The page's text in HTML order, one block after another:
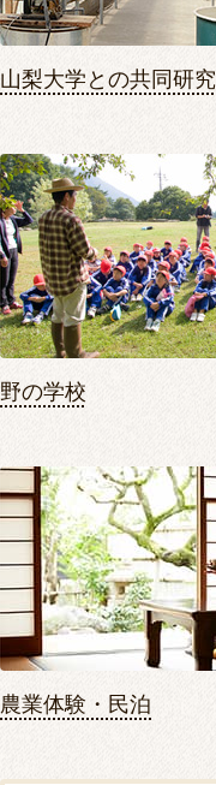
山梨大学との共同研究
野の学校
農業体験・民泊